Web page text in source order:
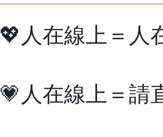
💖人在線上＝人
💗人在線上＝請